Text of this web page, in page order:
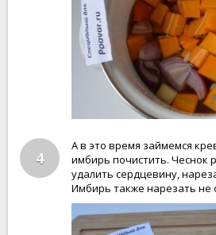
4
А в это время займемся
имбирь почистить. Чеснок
удалить сердцевину,
Имбирь также нарезать не